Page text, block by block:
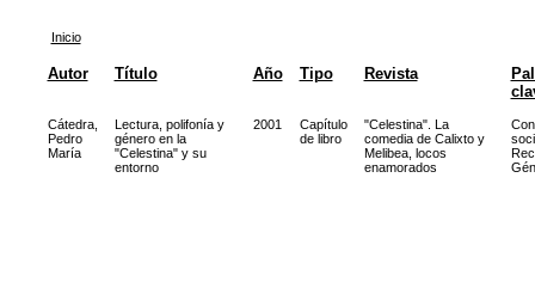
Inicio
Autor Título Año Tipo Revista
Cátedra,
Pedro
María
Lectura, polifonía y
género en la
"Celestina" y su
entorno
2001
Capítulo
de libro
"Celestina". La
comedia de Calixto y
Melibea, locos
enamorados